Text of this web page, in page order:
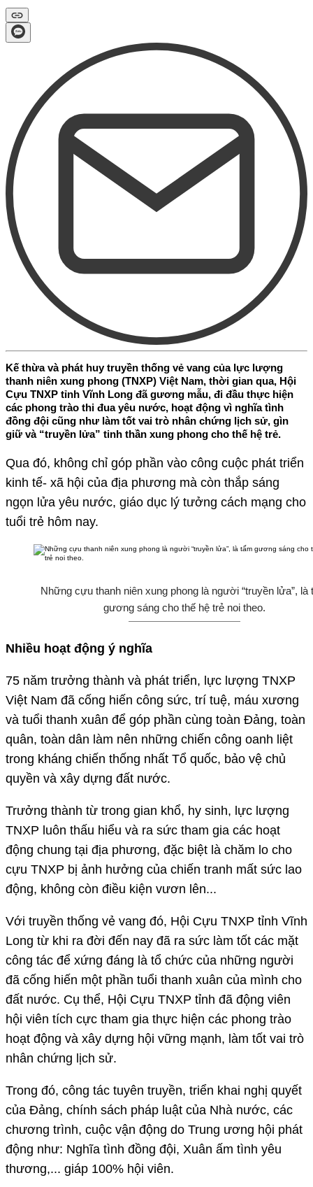
Kế thừa và phát huy truyền thống vẻ vang của lực lượng
thanh niên xung phong (TNXP) Việt Nam, thời gian qua, Hội
Cựu TNXP tỉnh Vĩnh Long đã gương mẫu, đi đầu thực hiện
các phong trào thi đua yêu nước, hoạt động vì nghĩa tình
đồng đội cũng như làm tốt vai trò nhân chứng lịch sử, gìn
giữ và “truyền lửa” tinh thần xung phong cho thế hệ trẻ.
Qua đó, không chỉ góp phần vào công cuộc phát triển
kinh tế- xã hội của địa phương mà còn thắp sáng
ngọn lửa yêu nước, giáo dục lý tưởng cách mạng cho
tuổi trẻ hôm nay.
Những cựu thanh niên xung phong là người “truyền lửa”, là
gương sáng cho thế hệ trẻ noi theo.
Nhiều hoạt động ý nghĩa
75 năm trưởng thành và phát triển, lực lượng TNXP
Việt Nam đã cống hiến công sức, trí tuệ, máu xương
và tuổi thanh xuân để góp phần cùng toàn Đảng, toàn
quân, toàn dân làm nên những chiến công oanh liệt
trong kháng chiến thống nhất Tổ quốc, bảo vệ chủ
quyền và xây dựng đất nước.
Trưởng thành từ trong gian khổ, hy sinh, lực lượng
TNXP luôn thấu hiểu và ra sức tham gia các hoạt
động chung tại địa phương, đặc biệt là chăm lo cho
cựu TNXP bị ảnh hưởng của chiến tranh mất sức lao
động, không còn điều kiện vươn lên...
Với truyền thống vẻ vang đó, Hội Cựu TNXP tỉnh Vĩnh
Long từ khi ra đời đến nay đã ra sức làm tốt các mặt
công tác để xứng đáng là tổ chức của những người
đã cống hiến một phần tuổi thanh xuân của mình cho
đất nước. Cụ thể, Hội Cựu TNXP tỉnh đã động viên
hội viên tích cực tham gia thực hiện các phong trào
hoạt động và xây dựng hội vững mạnh, làm tốt vai trò
nhân chứng lịch sử.
Trong đó, công tác tuyên truyền, triển khai nghị quyết
của Đảng, chính sách pháp luật của Nhà nước, các
chương trình, cuộc vận động do Trung ương hội phát
động như: Nghĩa tình đồng đội, Xuân ấm tình yêu
thương,... giáp 100% hội viên.